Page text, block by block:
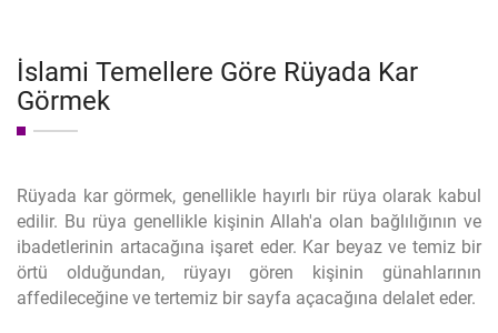
İslami Temellere Göre Rüyada Kar
Görmek
Rüyada kar görmek, genellikle hayırlı bir rüya olarak kabul
edilir. Bu rüya genellikle kişinin Allah'a olan bağlılığının ve
ibadetlerinin artacağına işaret eder. Kar beyaz ve temiz bir
örtü olduğundan, rüyayı gören kişinin günahlarının
affedileceğine ve tertemiz bir sayfa açacağına delalet eder.